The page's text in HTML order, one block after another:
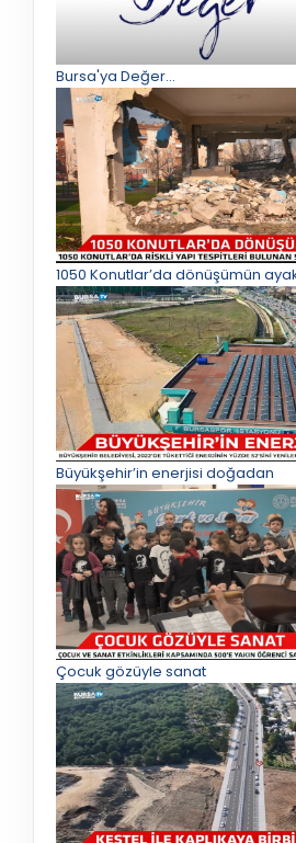
Bursa'ya Değer...
1050 Konutlar’da dönüşümün
Büyükşehir’in enerjisi doğadan
Çocuk gözüyle sanat